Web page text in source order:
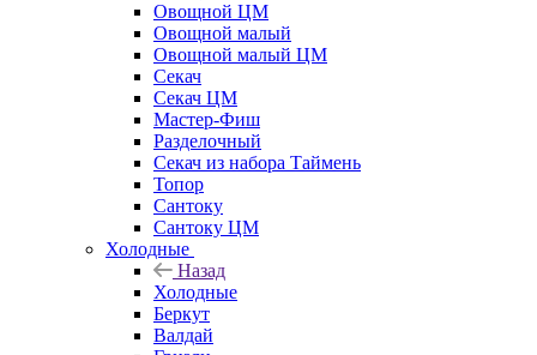
Овощной ЦМ
Овощной малый
Овощной малый ЦМ
Секач
Секач ЦМ
Мастер-Фиш
Разделочный
Секач из набора Таймень
Топор
Сантоку
Сантоку ЦМ
Холодные
Назад
Холодные
Беркут
Валдай